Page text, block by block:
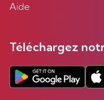
Aide
Téléchargez